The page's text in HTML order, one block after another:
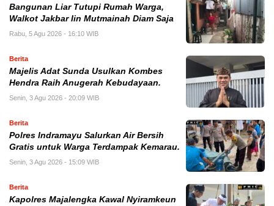
Bangunan Liar Tutupi Rumah Warga,
Walkot Jakbar Iin Mutmainah Diam Saja
Rabu, 5 Agu 2026 - 16:10 WIB
Berita
Majelis Adat Sunda Usulkan Kombes
Hendra Raih Anugerah Kebudayaan.
Senin, 3 Agu 2026 - 20:09 WIB
Berita
Polres Indramayu Salurkan Air Bersih
Gratis untuk Warga Terdampak Kemarau.
Senin, 3 Agu 2026 - 15:09 WIB
Berita
Kapolres Majalengka Kawal Nyiramkeun